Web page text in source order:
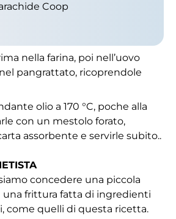
Coop
nella farina, poi nell’uovo
pangrattato, ricoprendole
olio a 170 °C, poche alla
con un mestolo forato,
assorbente e servirle subito..
concedere una piccola
una frittura fatta di ingredienti
come quelli di questa ricetta.